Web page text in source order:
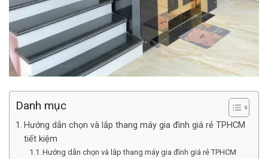
Danh mục
Hướng dẫn chọn và lắp thang máy gia đình giá rẻ TPHCM
tiết kiệm
Hướng dẫn chọn và lắp thang máy gia đình giá rẻ TPHCM